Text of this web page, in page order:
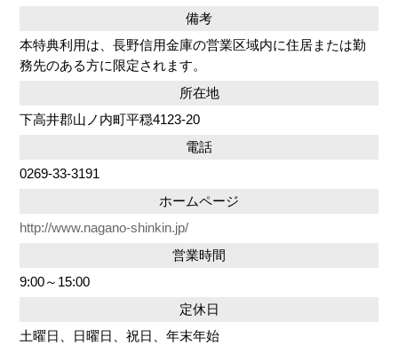
備考
本特典利用は、長野信用金庫の営業区域内に住居または勤
務先のある方に限定されます。
所在地
下高井郡山ノ内町平穏4123-20
電話
0269-33-3191
ホームページ
http://www.nagano-shinkin.jp/
営業時間
9:00～15:00
定休日
土曜日、日曜日、祝日、年末年始